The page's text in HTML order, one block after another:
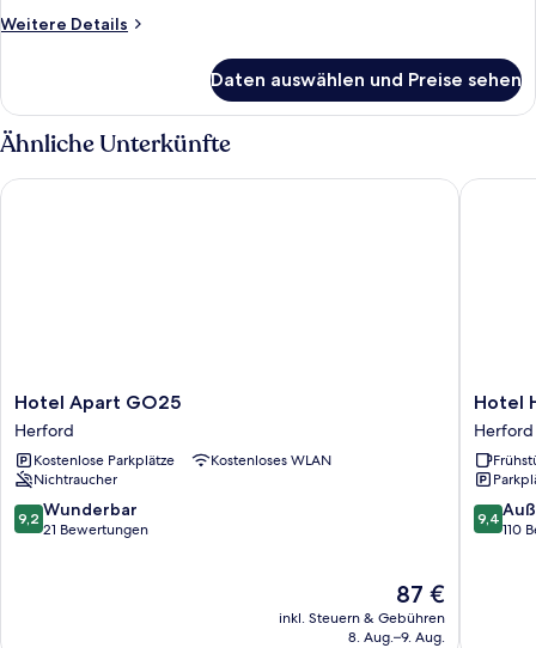
Weitere Details
Weitere
Daten auswählen und Preise sehen
Ähnliche Unterkünfte
Hotel
Apart
GO25
Herford
Hotel Apart GO25
Herford
Kostenlose Parkplätze
Kostenloses WLAN
Nichtraucher
9.2
von
9,2 Wunderbar
21 Bewertungen
Der
Preis
beträgt
87 €
inkl. Steuern & Gebühren
8. Aug.–9. Aug.
Hotel Apart GO25
Hotel
Hansa
Herford
Hotel
Herford
9.4
von
9,4
110
Hotel